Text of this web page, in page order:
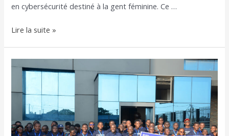
en cybersécurité destiné à la gent féminine. Ce …
Lire la suite »
National
2025
niveau